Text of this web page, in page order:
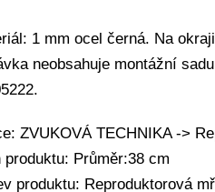
1 mm ocel černá. Na
neobsahuje montážní
ZVUKOVÁ TECHNIKA ->
produktu: Průměr:38 cm
produktu: Reproduktorová